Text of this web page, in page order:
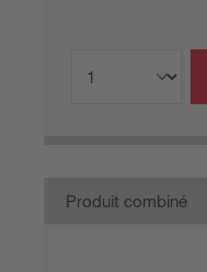
Produit combiné